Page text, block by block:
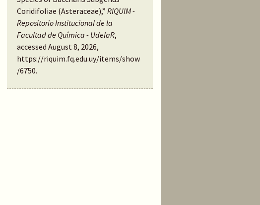
Coridifoliae (Asteraceae),”RIQUIM -
Repositorio Institucional de la
Facultad de Química - UdelaR,
accessed August 8, 2026,
https://riquim.fq.edu.uy/items/show
/6750.